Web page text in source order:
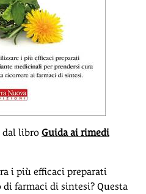
dal libro Guida ai rimedi
i più efficaci preparati
farmaci di sintesi? Questa